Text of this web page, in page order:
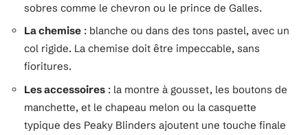
sobres comme le chevron ou le prince de Galles.
La chemise : blanche ou dans des tons pastel, avec un
col rigide. La chemise doit être impeccable, sans
fioritures.
Les accessoires : la montre à gousset, les boutons de
manchette, et le chapeau melon ou la casquette
typique des Peaky Blinders ajoutent une touche finale